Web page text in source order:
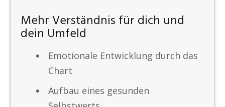
Mehr Verständnis für dich und
dein Umfeld
Emotionale Entwicklung durch das
Chart
Aufbau eines gesunden